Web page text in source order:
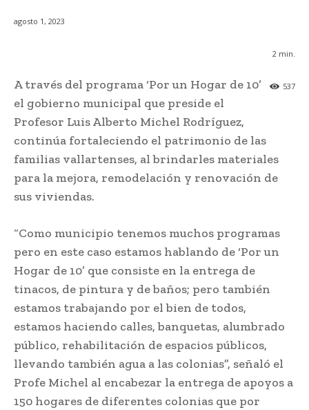
agosto 1, 2023
2 min.
537
A través del programa ‘Por un Hogar de 10’
el gobierno municipal que preside el
Profesor Luis Alberto Michel Rodríguez,
continúa fortaleciendo el patrimonio de las
familias vallartenses, al brindarles materiales
para la mejora, remodelación y renovación de
sus viviendas.
“Como municipio tenemos muchos programas
pero en este caso estamos hablando de ‘Por un
Hogar de 10’ que consiste en la entrega de
tinacos, de pintura y de baños; pero también
estamos trabajando por el bien de todos,
estamos haciendo calles, banquetas, alumbrado
público, rehabilitación de espacios públicos,
llevando también agua a las colonias”, señaló el
Profe Michel al encabezar la entrega de apoyos a
150 hogares de diferentes colonias que por